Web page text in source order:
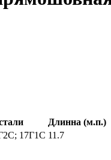
Длинна (м.п.)
17Г1С 11.7